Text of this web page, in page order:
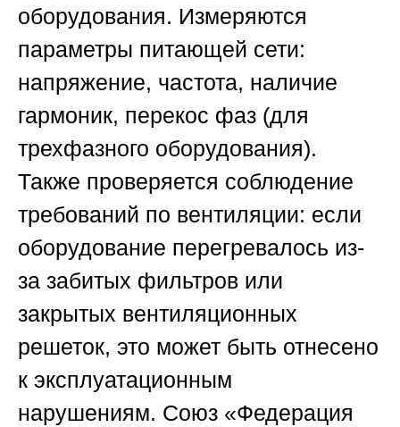
оборудования. Измеряются
параметры питающей сети:
напряжение, частота, наличие
гармоник, перекос фаз (для
трехфазного оборудования).
Также проверяется соблюдение
требований по вентиляции: если
оборудование перегревалось из-
за забитых фильтров или
закрытых вентиляционных
решеток, это может быть отнесено
к эксплуатационным
нарушениям. Союз «Федерация